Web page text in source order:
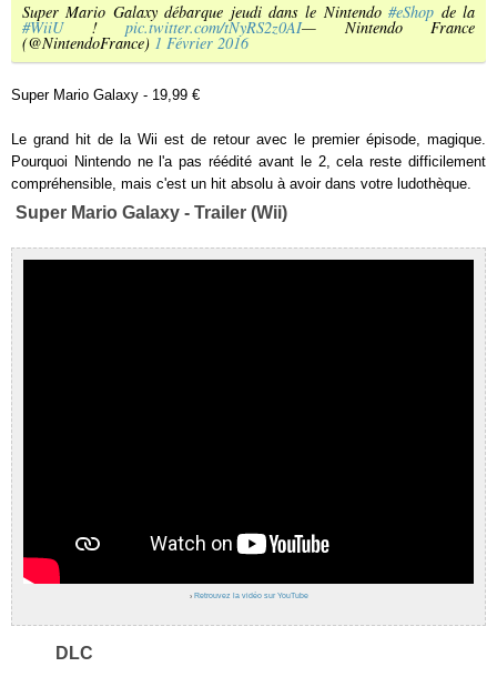
Super Mario Galaxy débarque jeudi dans le Nintendo#eShop de la
#WiiU! pic.twitter.com/tNyRS2z0AI— Nintendo France
(@NintendoFrance) 1 Février 2016
Super Mario Galaxy - 19,99 €
Le grand hit de la Wii est de retour avec le premier épisode, magique.
Pourquoi Nintendo ne l'a pas réédité avant le 2, cela reste difficilement
compréhensible, mais c'est un hit absolu à avoir dans votre ludothèque.
Super Mario Galaxy - Trailer (Wii)
› Retrouvez la vidéo sur YouTube
DLC